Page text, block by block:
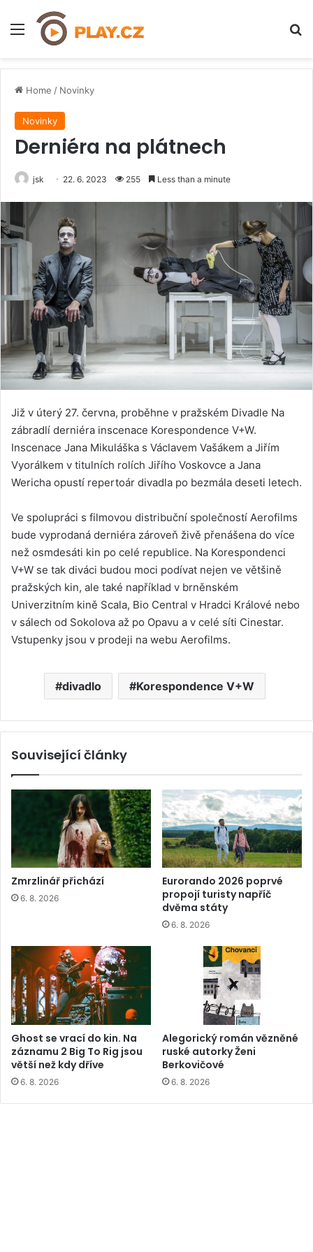
Menu
Home / Novinky
Novinky
Derniéra na plátnech
jsk 22. 6. 2023 255 Less than a minute
Již v úterý 27. června, proběhne v pražském Divadle Na
zábradlí derniéra inscenace Korespondence V+W.
Inscenace Jana Mikuláška s Václavem Vašákem a Jiřím
Vyorálkem v titulních rolích Jiřího Voskovce a Jana
Wericha opustí repertoár divadla po bezmála deseti letech.
Ve spolupráci s filmovou distribuční společností Aerofilms
bude vyprodaná derniéra zároveň živě přenášena do více
než osmdesáti kin po celé republice. Na Korespondenci
V+W se tak diváci budou moci podívat nejen ve většině
pražských kin, ale také například v brněnském
Univerzitním kině Scala, Bio Central v Hradci Králové nebo
v sálech od Sokolova až po Opavu a v celé síti Cinestar.
Vstupenky jsou v prodeji na webu Aerofilms.
divadlo Korespondence V+W
Související články
Zmrzlinář přichází
6. 8. 2026
Eurorando 2026 poprvé
propojí turisty napříč
dvěma státy
6. 8. 2026
Ghost se vrací do kin. Na
záznamu 2 Big To Rig jsou
větší než kdy dříve
6. 8. 2026
Alegorický román vězněné
ruské autorky Ženi
Berkovičové
6. 8. 2026